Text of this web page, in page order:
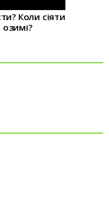
Коли сіяти
озимі?